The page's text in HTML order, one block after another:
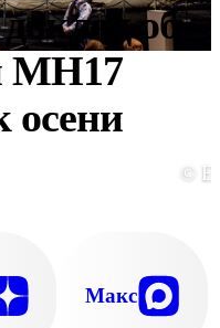
об
MH17
осени
©
Макс